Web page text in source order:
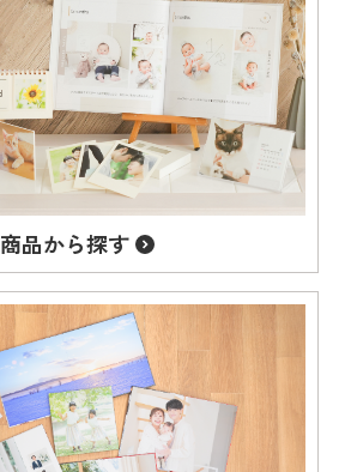
商品から探す